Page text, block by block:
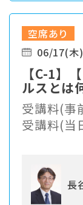
空席あり
06/17(木
【C-1】
ルスとは
策最前線
受講料(事
受講料(当
長